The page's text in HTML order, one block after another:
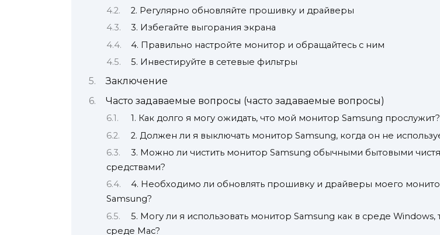
2. Регулярно обновляйте прошивку и драйверы
3. Избегайте выгорания экрана
4. Правильно настройте монитор и обращайтесь с ним
5. Инвестируйте в сетевые фильтры
Заключение
Часто задаваемые вопросы (часто задаваемые вопросы)
1. Как долго я могу ожидать, что мой монитор Samsung прослужит?
2. Должен ли я выключать монитор Samsung, когда он не
3. Можно ли чистить монитор Samsung обычными бытовыми
средствами?
4. Необходимо ли обновлять прошивку и драйверы моего
Samsung?
5. Могу ли я использовать монитор Samsung как в среде Windows,
среде Mac?